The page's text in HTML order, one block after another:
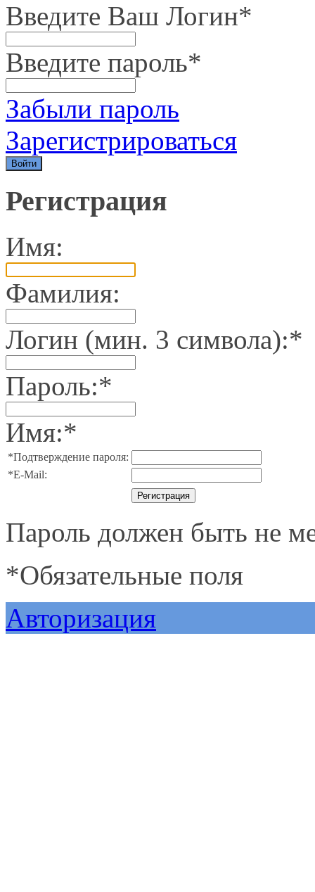
Введите Ваш Логин*
Введите пароль*
Забыли пароль
Зарегистрироваться
Регистрация
Имя:
Фамилия:
Логин (мин. 3 символа):*
Пароль:*
Имя:*
*Подтверждение пароля:
*E-Mail:
Пароль должен быть не
*Обязательные поля
Авторизация